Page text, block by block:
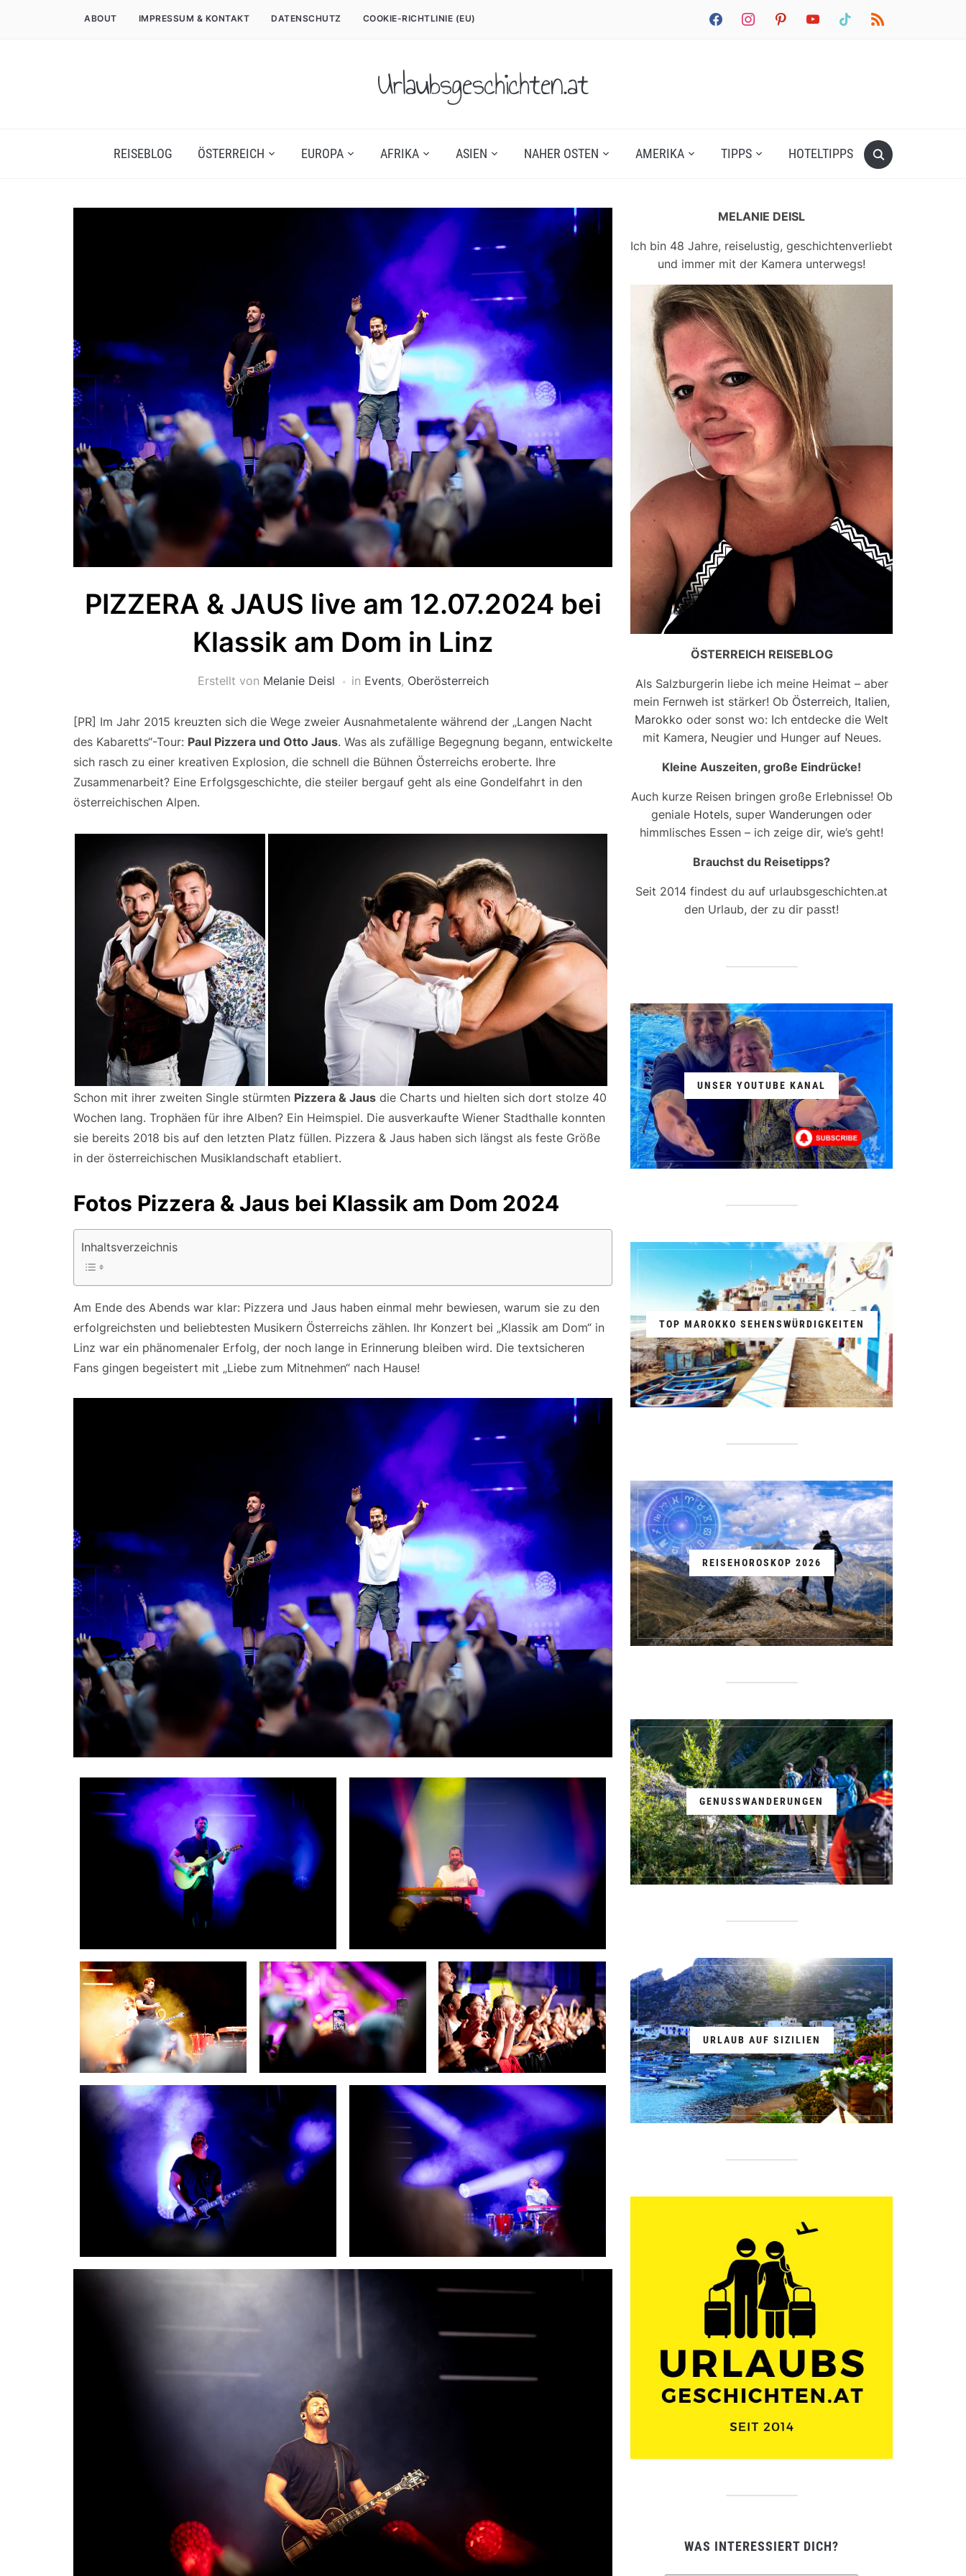
facebookinstagrampinterestyoutube tiktok rss
ABOUT IMPRESSUM & KONTAKT DATENSCHUTZ COOKIE-RICHTLINIE (EU)
Urlaubsgeschichten.at
REISEBLOG ÖSTERREICH EUROPA AFRIKA ASIEN NAHER OSTEN AMERIKA TIPPS HOTELTIPPS
PIZZERA & JAUS live am 12.07.2024 bei
Klassik am Dom in Linz
Erstellt von Melanie Deisl in Events, Oberösterreich
[PR] Im Jahr 2015 kreuzten sich die Wege zweier Ausnahmetalente während der „Langen Nacht
des Kabaretts“-Tour: Paul Pizzera und Otto Jaus. Was als zufällige Begegnung begann, entwickelte
sich rasch zu einer kreativen Explosion, die schnell die Bühnen Österreichs eroberte. Ihre
Zusammenarbeit? Eine Erfolgsgeschichte, die steiler bergauf geht als eine Gondelfahrt in den
österreichischen Alpen.
Schon mit ihrer zweiten Single stürmten Pizzera & Jaus die Charts und hielten sich dort stolze 40
Wochen lang. Trophäen für ihre Alben? Ein Heimspiel. Die ausverkaufte Wiener Stadthalle konnten
sie bereits 2018 bis auf den letzten Platz füllen. Pizzera & Jaus haben sich längst als feste Größe
in der österreichischen Musiklandschaft etabliert.
Fotos Pizzera & Jaus bei Klassik am Dom 2024
Inhaltsverzeichnis
Am Ende des Abends war klar: Pizzera und Jaus haben einmal mehr bewiesen, warum sie zu den
erfolgreichsten und beliebtesten Musikern Österreichs zählen. Ihr Konzert bei „Klassik am Dom“ in
Linz war ein phänomenaler Erfolg, der noch lange in Erinnerung bleiben wird. Die textsicheren
Fans gingen begeistert mit „Liebe zum Mitnehmen“ nach Hause!
MELANIE DEISL
Ich bin 48 Jahre, reiselustig, geschichtenverliebt
und immer mit der Kamera unterwegs!
ÖSTERREICH REISEBLOG
Als Salzburgerin liebe ich meine Heimat – aber
mein Fernweh ist stärker! Ob Österreich, Italien,
Marokko oder sonst wo: Ich entdecke die Welt
mit Kamera, Neugier und Hunger auf Neues.
Kleine Auszeiten, große Eindrücke!
Auch kurze Reisen bringen große Erlebnisse! Ob
geniale Hotels, super Wanderungen oder
himmlisches Essen – ich zeige dir, wie’s geht!
Brauchst du Reisetipps?
Seit 2014 findest du auf urlaubsgeschichten.at
den Urlaub, der zu dir passt!
UNSER YOUTUBE KANAL
TOP MAROKKO SEHENSWÜRDIGKEITEN
REISEHOROSKOP 2026
GENUSSWANDERUNGEN
URLAUB AUF SIZILIEN
WAS INTERESSIERT DICH?